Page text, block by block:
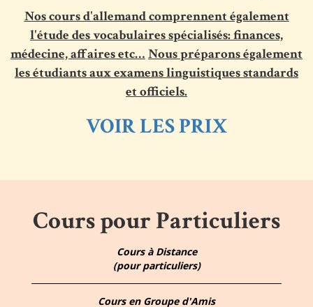
Nos cours d'allemand comprennent également
l'étude des vocabulaires spécialisés: finances,
médecine, affaires etc… Nous préparons également
les étudiants aux examens linguistiques standards
et officiels.
VOIR LES PRIX
Cours pour Particuliers
Cours à Distance
(pour particuliers)
Cours en Groupe d'Amis